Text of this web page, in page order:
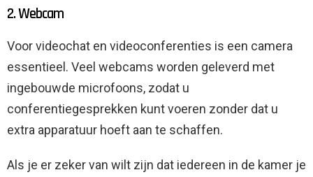
2. Webcam
Voor videochat en videoconferenties is een camera
essentieel. Veel webcams worden geleverd met
ingebouwde microfoons, zodat u
conferentiegesprekken kunt voeren zonder dat u
extra apparatuur hoeft aan te schaffen.
Als je er zeker van wilt zijn dat iedereen in de kamer je